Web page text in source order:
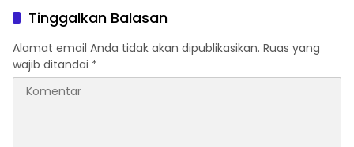
Reformasi Berjalan
Tinggalkan Balasan
Alamat email Anda tidak akan dipublikasikan. Ruas yang
wajib ditandai *